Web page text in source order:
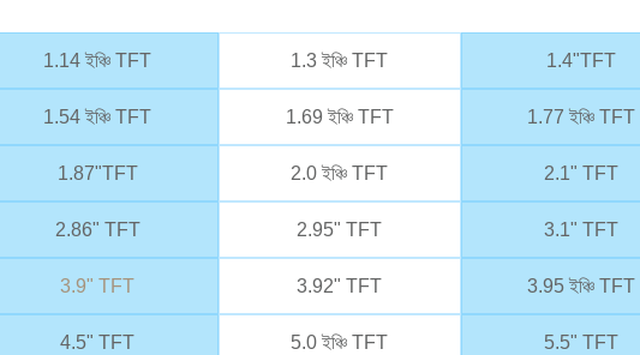
1.14 ইঞ্চি TFT 1.3 ইঞ্চি TFT 1.4"TFT
1.54 ইঞ্চি TFT 1.69 ইঞ্চি TFT 1.77 ইঞ্চি TFT
1.87"TFT 2.0 ইঞ্চি TFT 2.1" TFT
2.86" TFT 2.95" TFT 3.1" TFT
3.9" TFT 3.92" TFT 3.95 ইঞ্চি TFT
4.5" TFT 5.0 ইঞ্চি TFT 5.5" TFT